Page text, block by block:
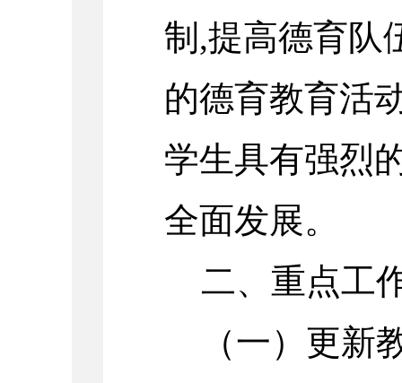
制,提高德育队
的德育教育活
学生具有强烈
全面发展。
二、重点工
（一）更新